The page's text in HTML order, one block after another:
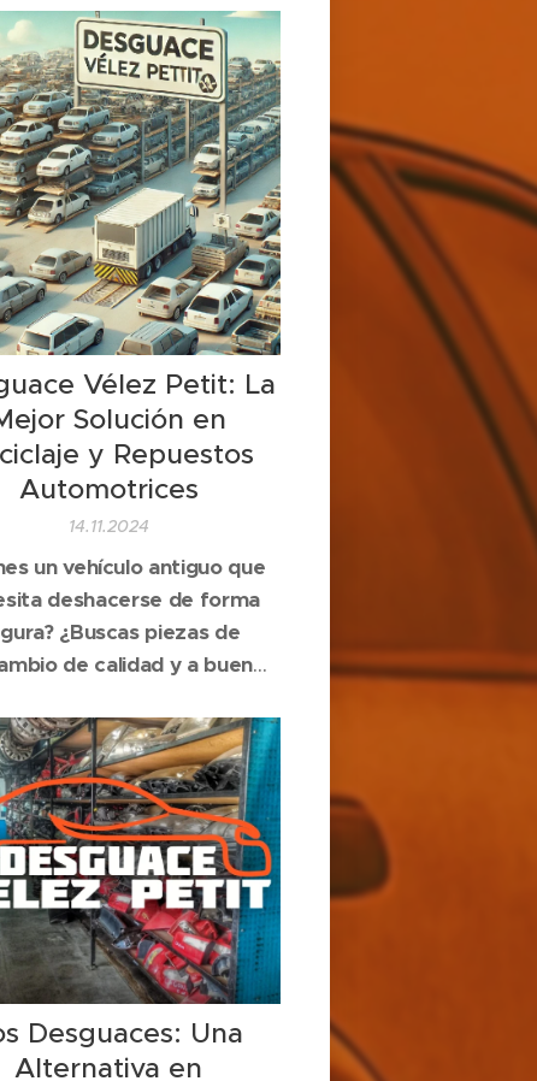
Vélez Petit: La
Solución en
y Repuestos
Automotrices
14.11.2024
un vehículo antiguo que
deshacerse de forma
¿Buscas piezas de
de calidad y a buen
somos expertos en el
y reciclaje de
garantizando procesos
y respetuosos con el
ambiente. Te contamos por
para deshacerte de
tu coche o...
Desguaces: Una
Alternativa en